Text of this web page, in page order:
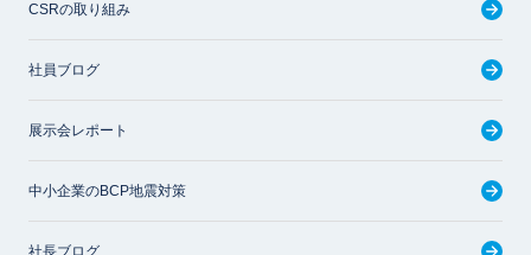
CSRの取り組み
社員ブログ
展示会レポート
中小企業のBCP地震対策
社長ブログ